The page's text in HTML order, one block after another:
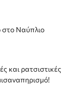
στο Ναύπλιο
και ρατσιστικές